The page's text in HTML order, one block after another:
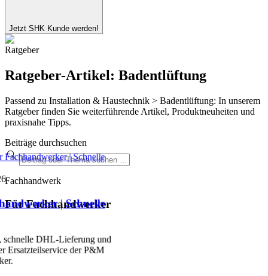
Jetzt SHK Kunde werden!
Ratgeber
Ratgeber-Artikel: Badentlüftung
Passend zu Installation & Haustechnik > Badentlüftung: In unserem
Ratgeber finden Sie weiterführende Artikel, Produktneuheiten und
praxisnahe Tipps.
Beiträge durchsuchen
Fachhandwerk
Für Fachhandwerker
Fachhandwerker | Schnelle
| Schnelle
schnelle DHL-Lieferung und
Ersatzteilservice der P&M